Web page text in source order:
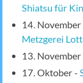
Shiatsu für
14. November
Metzgerei
13. November
17. Oktober -